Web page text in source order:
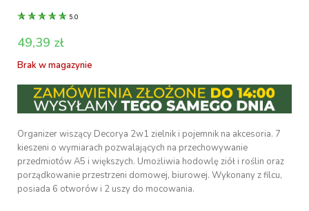
5.0
zł
Brak w magazynie
Organizer wiszący Decorya 2w1 zielnik i pojemnik na akcesoria. 7
kieszeni o wymiarach pozwalających na przechowywanie
przedmiotów A5 i większych. Umożliwia hodowlę ziół i roślin oraz
porządkowanie przestrzeni domowej, biurowej. Wykonany z filcu,
posiada 6 otworów i 2 uszy do mocowania.